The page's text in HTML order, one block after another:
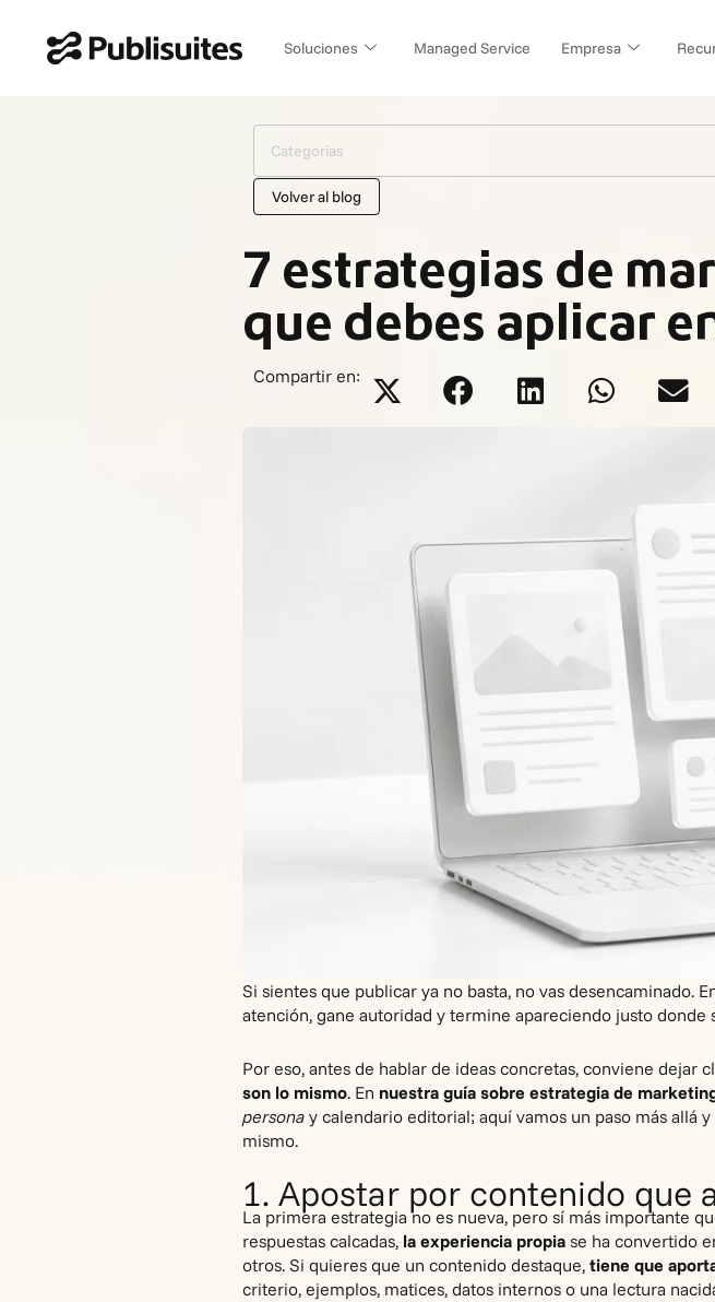
Soluciones Managed Service Empresa
Categorías
Volver al blog
7 estrategias de
que debes aplicar
Compartir en:
Si sientes que publicar ya no basta, no vas desencaminado.
atención, gane autoridad y termine apareciendo justo donde
Por eso, antes de hablar de ideas concretas, conviene dejar
son lo mismo. En nuestra guía sobre estrategia de
persona y calendario editorial; aquí vamos un paso más allá
mismo.
1. Apostar por contenido que
La primera estrategia no es nueva, pero sí más importante
respuestas calcadas, la experiencia propia se ha convertido
otros. Si quieres que un contenido destaque, tiene que
criterio, ejemplos, matices, datos internos o una lectura